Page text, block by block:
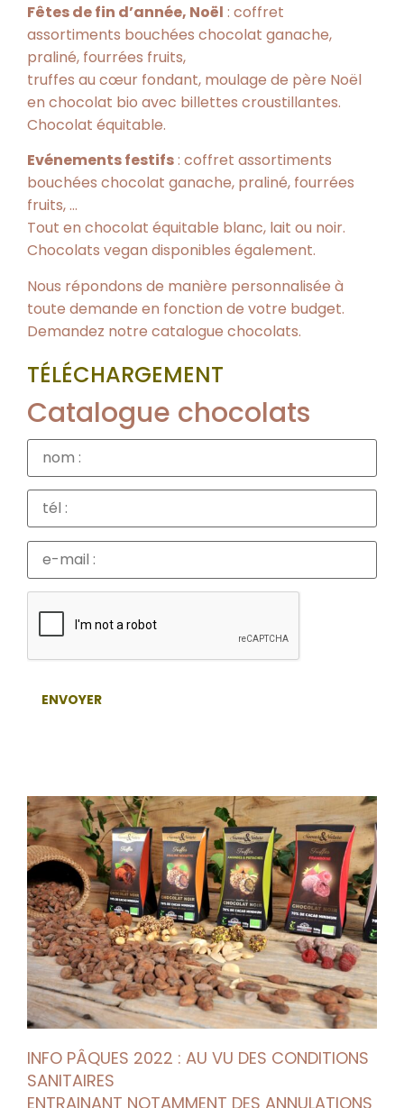
Fêtes de fin d’année, Noël : coffret
assortiments bouchées chocolat ganache,
praliné, fourrées fruits,
truffes au cœur fondant, moulage de père Noël
en chocolat bio avec billettes croustillantes.
Chocolat équitable.
Evénements festifs: coffret assortiments
bouchées chocolat ganache, praliné, fourrées
fruits, …
Tout en chocolat équitable blanc, lait ou noir.
Chocolats vegan disponibles également.
Nous répondons de manière personnalisée à
toute demande en fonction de votre budget.
Demandez notre catalogue chocolats.
TÉLÉCHARGEMENT
Catalogue chocolats
INFO PÂQUES 2022 : AU VU DES CONDITIONS
SANITAIRES
ENTRAINANT NOTAMMENT DES ANNULATIONS